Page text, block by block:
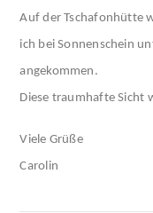
Auf der Tschafonhütte
ich bei Sonnenschein
angekommen.
Diese traumhafte Sicht
Viele Grüße
Carolin